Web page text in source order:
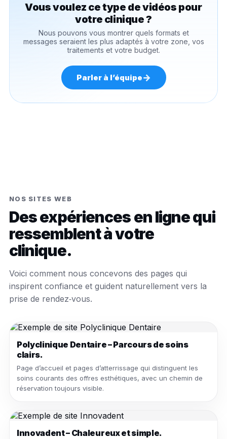
Vous voulez ce type de vidéos pour
votre clinique ?
Nous pouvons vous montrer quels formats et
messages seraient les plus adaptés à votre zone, vos
traitements et votre budget.
Parler à l’équipe→
NOS SITES WEB
Des expériences en ligne qui
ressemblent à votre
clinique.
Voici comment nous concevons des pages qui
inspirent confiance et guident naturellement vers la
prise de rendez‑vous.
Polyclinique Dentaire – Parcours de soins
clairs.
Page d’accueil et pages d’atterrissage qui distinguent les
soins courants des offres esthétiques, avec un chemin de
réservation toujours visible.
Innovadent – Chaleureux et simple.